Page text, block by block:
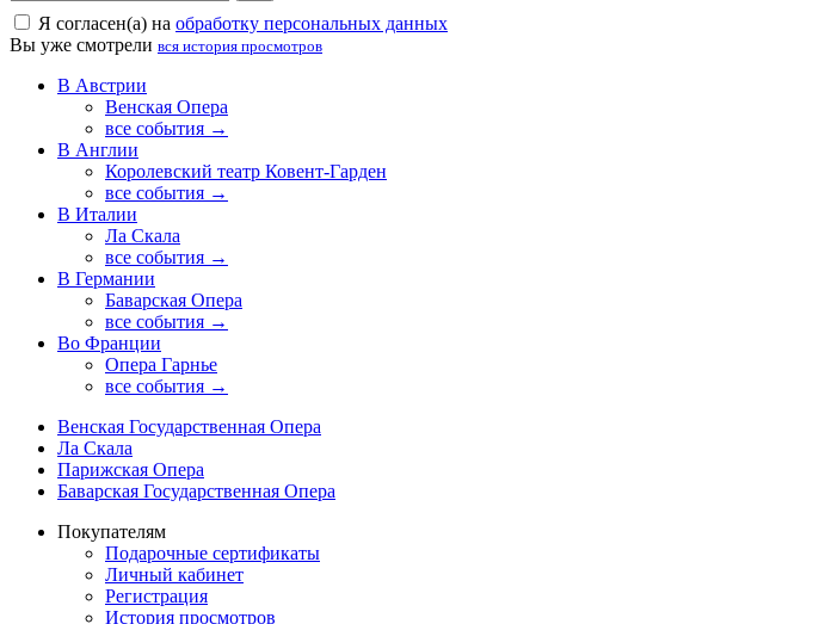
Я согласен(а) на обработку персональных данных
Вы уже смотрели вся история просмотров
В Австрии
Венская Опера
все события →
В Англии
Королевский театр Ковент-Гарден
все события →
В Италии
Ла Скала
все события →
В Германии
Баварская Опера
все события →
Во Франции
Опера Гарнье
все события →
Венская Государственная Опера
Ла Скала
Парижская Опера
Баварская Государственная Опера
Покупателям
Подарочные сертификаты
Личный кабинет
Регистрация
История просмотров